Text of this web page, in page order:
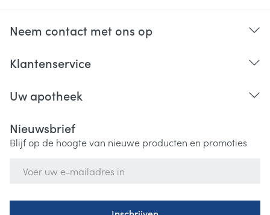
Neem contact met ons op
Klantenservice
Uw apotheek
Nieuwsbrief
Blijf op de hoogte van nieuwe producten en promoties